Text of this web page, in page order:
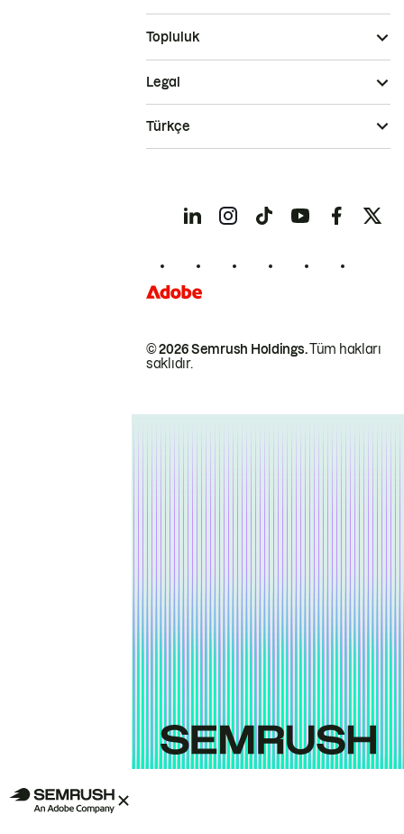
Topluluk
© 2026 Semrush Holdings.Tüm hakları
saklıdır.
Legal
Türkçe